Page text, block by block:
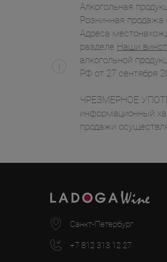
Алкогольная
Розничная продажа
Адреса
разделе Наши
алкогольной
РФ от 27 сентября
ЧРЕЗМЕРНОЕ
информационный
продажи
Санкт-Петербург
+7 812 313 12 27